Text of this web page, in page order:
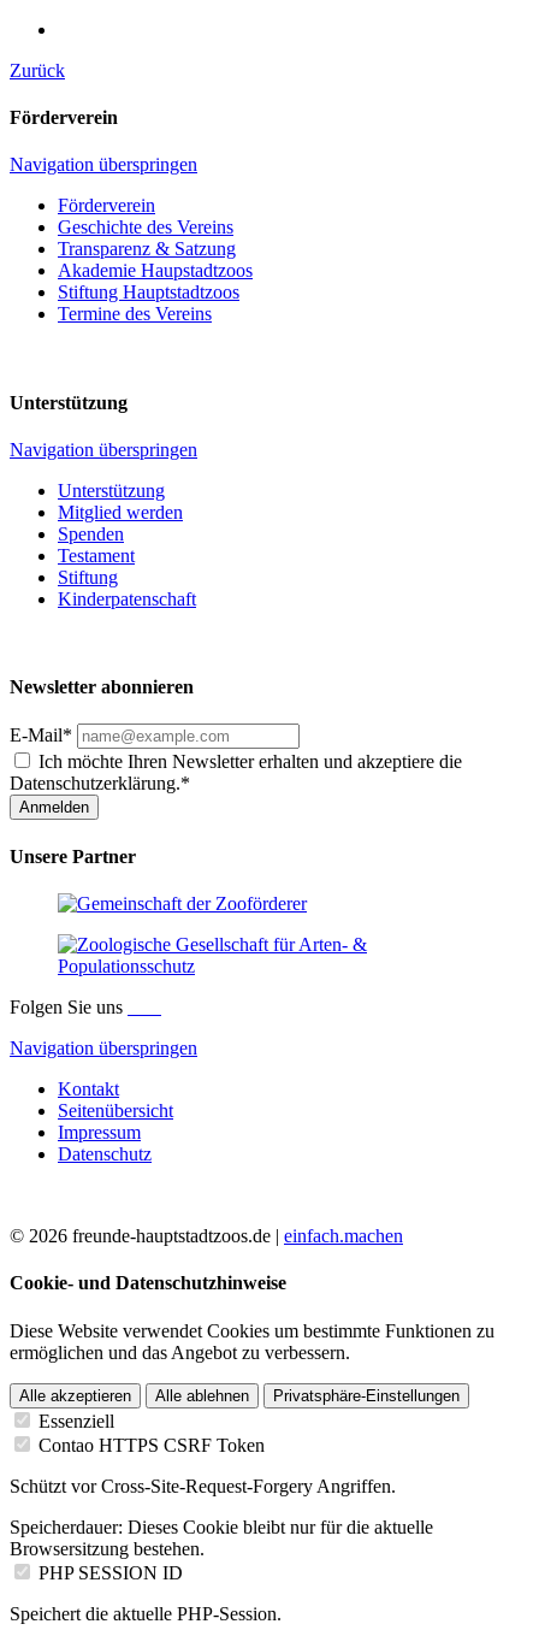
Zurück
Förderverein
Navigation überspringen
Förderverein
Geschichte des Vereins
Transparenz & Satzung
Akademie Haupstadtzoos
Stiftung Hauptstadtzoos
Termine des Vereins
Unterstützung
Navigation überspringen
Unterstützung
Mitglied werden
Spenden
Testament
Stiftung
Kinderpatenschaft
Newsletter abonnieren
E-Mail*
Ich möchte Ihren Newsletter erhalten und akzeptiere die
Datenschutzerklärung.*
Anmelden
Unsere Partner
Folgen Sie uns
Navigation überspringen
Kontakt
Seitenübersicht
Impressum
Datenschutz
© 2026 freunde-hauptstadtzoos.de | einfach.machen
Cookie- und Datenschutzhinweise
Diese Website verwendet Cookies um bestimmte Funktionen zu
ermöglichen und das Angebot zu verbessern.
Alle akzeptieren Alle ablehnen Privatsphäre-Einstellungen
Essenziell
Contao HTTPS CSRF Token
Schützt vor Cross-Site-Request-Forgery Angriffen.
Speicherdauer: Dieses Cookie bleibt nur für die aktuelle
Browsersitzung bestehen.
PHP SESSION ID
Speichert die aktuelle PHP-Session.